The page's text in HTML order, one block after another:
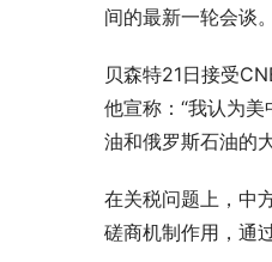
间的最新一轮会谈
贝森特21日接受
他宣称：“我认为
油和俄罗斯石油的
在关税问题上，中
磋商机制作用，通